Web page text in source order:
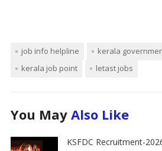
job info helpline
kerala
kerala job point
letast jobs
You May Also Like
KSFDC Recruitment-